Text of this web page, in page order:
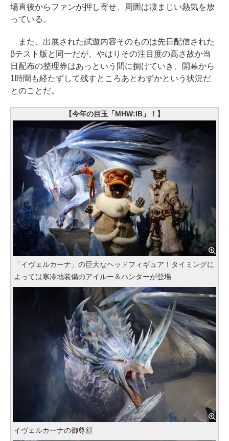
場直後からファンが押し寄せ、周囲は凄まじい熱気を放
っている。
また、出展された試遊内容そのものは先日配信された
βテスト版と同一だが、やはりその注目度の高さ故か当
日配布の整理券はあっという間に捌けていき、開幕から
1時間も経たずして残すところあとわずかという状況だ
とのことだ。
【今年の目玉「MHW:IB」！】
「イヴェルカーナ」の巨大なヘッドフィギュア！タイミングに
よっては寒冷地装備のアイルー＆ハンターが登場
イヴェルカーナの御尊顔